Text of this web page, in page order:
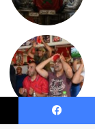
فيسبوك ‫X